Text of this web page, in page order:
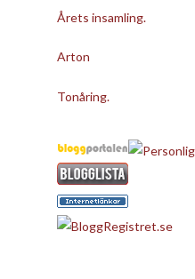
Årets insamling.
Arton
Tonåring.